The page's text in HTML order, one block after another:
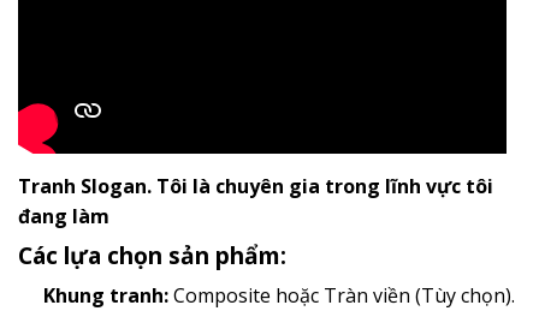
Tranh Slogan. Tôi là chuyên gia trong lĩnh vực tôi
đang làm
Các lựa chọn sản phẩm:
Khung tranh:Composite hoặc Tràn viền (Tùy chọn).